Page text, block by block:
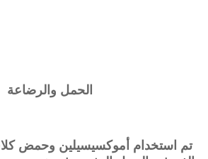
الحمل والرضاعة
تم استخدام أموكسيسيلين وحمض